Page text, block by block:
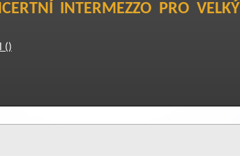
INTERMEZZO PRO VELKÝ
()